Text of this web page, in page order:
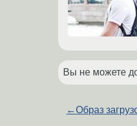
Вы не можете
←Образ